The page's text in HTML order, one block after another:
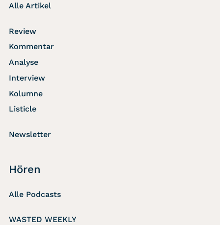
Alle Artikel
Review
Kommentar
Analyse
Interview
Kolumne
Listicle
Newsletter
Hören
Alle Podcasts
WASTED WEEKLY